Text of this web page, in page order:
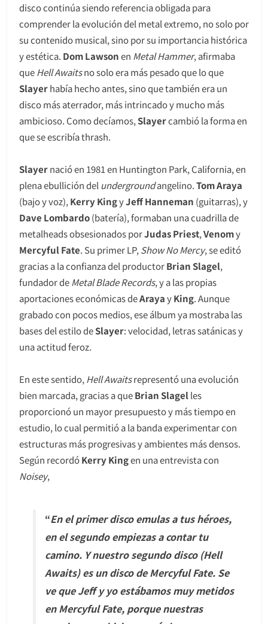
disco continúa siendo referencia obligada para
comprender la evolución del metal extremo, no solo por
su contenido musical, sino por su importancia histórica
y estética. Dom Lawsonen Metal Hammer, afirmaba
que Hell Awaitsno solo era más pesado que lo que
Slayerhabía hecho antes, sino que también era un
disco más aterrador, más intrincado y mucho más
ambicioso. Como decíamos,Slayercambió la forma en
que se escribía thrash.
Slayernació en 1981 en Huntington Park, California, en
plena ebullición del undergroundangelino.Tom Araya
(bajo y voz), Kerry KingyJeff Hanneman (guitarras), y
Dave Lombardo(batería), formaban una cuadrilla de
metalheads obsesionados porJudas Priest,Venomy
Mercyful Fate. Su primer LP, Show No Mercy, se editó
gracias a la confianza del productorBrian Slagel,
fundador de Metal Blade Records, y a las propias
aportaciones económicas deArayayKing. Aunque
grabado con pocos medios, ese álbum ya mostraba las
bases del estilo deSlayer: velocidad, letras satánicas y
una actitud feroz.
En este sentido, Hell Awaitsrepresentó una evolución
bien marcada, gracias a queBrian Slagel les
proporcionó un mayor presupuesto y más tiempo en
estudio, lo cual permitió a la banda experimentar con
estructuras más progresivas y ambientes más densos.
Según recordóKerry Kingen una entrevista con
Noisey,
“En el primer disco emulas a tus héroes,
en el segundo empiezas a contar tu
camino. Y nuestro segundo disco (Hell
Awaits) es un disco de Mercyful Fate. Se
ve que Jeff y yo estábamos muy metidos
en Mercyful Fate, porque nuestras